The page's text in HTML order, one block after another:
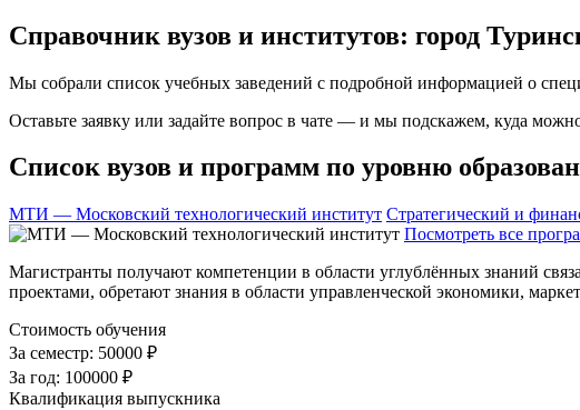
Справочник вузов и институтов: город
Мы собрали список учебных заведений с подробной информацией о
Оставьте заявку или задайте вопрос в чате — и мы подскажем, куда
Список вузов и программ по уровню
МТИ — Московский технологический институт Стратегический и
Посмотреть все
Магистранты получают компетенции в области углублённых знаний
проектами, обретают знания в области управленческой экономики,
Стоимость обучения
За семестр: 50000 ₽
За год: 100000 ₽
Квалификация выпускника